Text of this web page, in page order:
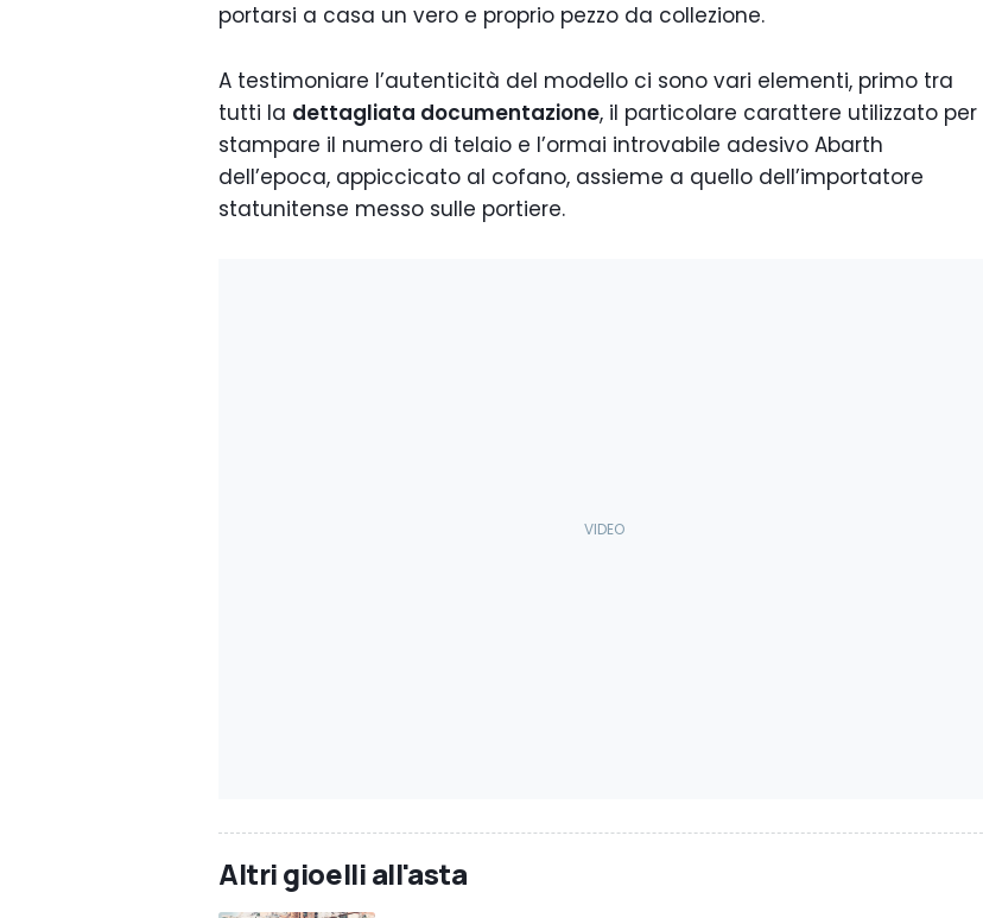
portarsi a casa un vero e proprio pezzo da collezione.
A testimoniare l’autenticità del modello ci sono vari elementi, primo tra
tutti la dettagliata documentazione, il particolare carattere utilizzato per
stampare il numero di telaio e l’ormai introvabile adesivo Abarth
dell’epoca, appiccicato al cofano, assieme a quello dell’importatore
statunitense messo sulle portiere.
Altri gioelli all'asta